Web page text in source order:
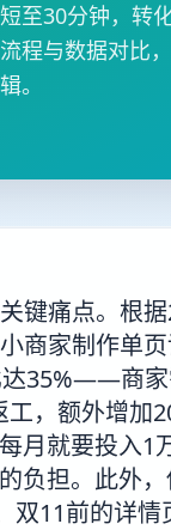
至30分钟，转
程与数据对比
。
键痛点。根
商家制作单
达35%——商
，额外增加
月就要投入1
负担。此外
双11前的详